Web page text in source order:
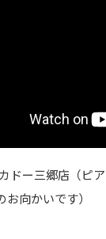
ドー三郷店（ピ
お向かいです）